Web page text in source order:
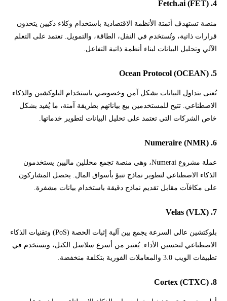
4. Fetch.ai (FET)
منصة تستهدف أتمتة الأنظمة الاقتصادية باستخدام وكلاء ذكيين يتخذون
قرارات ذاتية، وتُستخدم في النقل، الطاقة، والتمويل. تعتمد على التعلم
الآلي وتحليل البيانات لبناء أنظمة ذاتية التفاعل.
5. Ocean Protocol (OCEAN)
تُعنى بتداول البيانات بشكل آمن وخصوصي باستخدام البلوكشين والذكاء
الاصطناعي. تتيح للمستخدمين بيع بياناتهم بطريقة آمنة، ما يُفيد بشكل
خاص الشركات التي تعتمد على تحليل البيانات لتطوير خدماتها.
6. Numeraire (NMR)
عملة مشروع Numerai، وهي منصة تجمع محللين ماليين يستخدمون
الذكاء الاصطناعي لتطوير نماذج تنبؤ بأسواق المال. يحصل المشاركون
على مكافآت مقابل تقديم نماذج دقيقة باستخدام بيانات مشفرة.
7. Velas (VLX)
بلوكتشين عالي السرعة يجمع بين آلية إثبات الحصة (PoS) وتقنيات الذكاء
الاصطناعي لتحسين الأداء. يُعتبر من أسرع سلاسل الكتل، ويستخدم في
تطبيقات الويب 3.0 والمعاملات الفورية بتكلفة منخفضة.
8. Cortex (CTXC)